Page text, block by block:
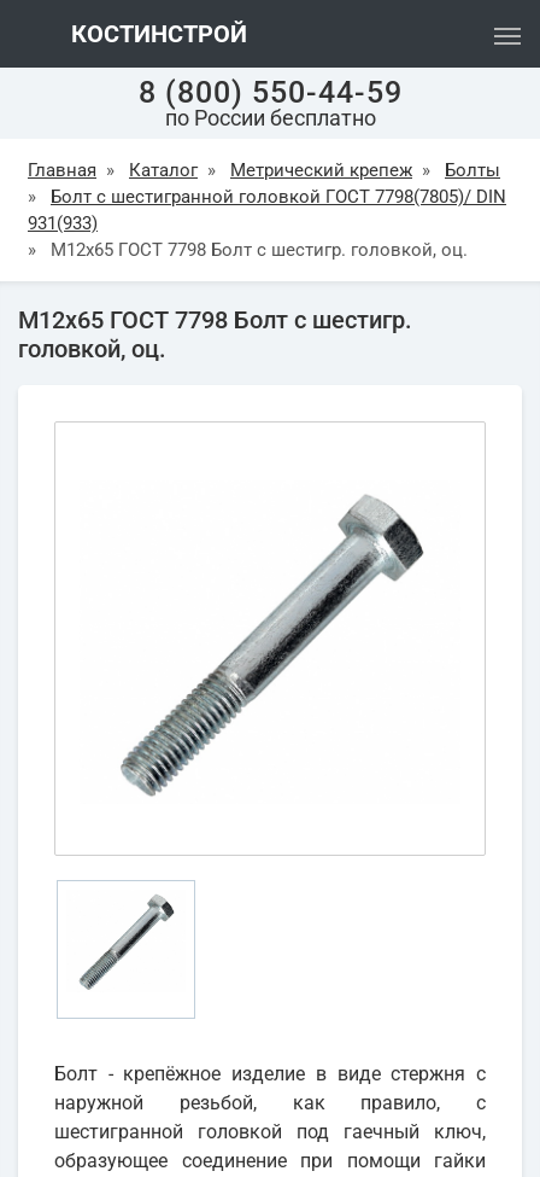
КОСТИНСТРОЙ
8 (800) 550-44-59
по России бесплатно
Главная » Каталог » Метрический крепеж »
Болты
»
Болт с шестигранной головкой ГОСТ 7798(7805)/ DIN
931(933)
»
М12х65 ГОСТ 7798 Болт с шестигр. головкой, оц.
М12х65 ГОСТ 7798 Болт с шестигр.
головкой, оц.
Болт - крепёжное изделие в виде стержня с
наружной резьбой, как правило, с
шестигранной головкой под гаечный ключ,
образующее соединение при помощи гайки